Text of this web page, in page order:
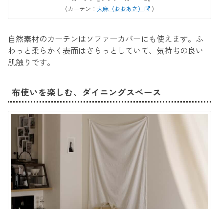
（カーテン： 大麻（おおあさ） ）
自然素材のカーテンはソファーカバーにも使えます。ふ
わっと柔らかく表面はさらっとしていて、気持ちの良い
肌触りです。
布使いを楽しむ、ダイニングスペース